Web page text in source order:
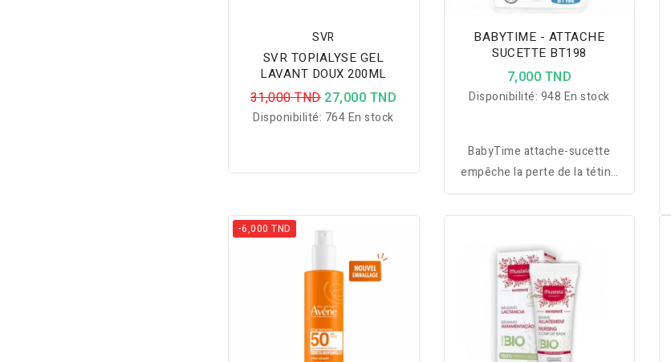
SVR
SVR TOPIALYSE GEL
LAVANT DOUX 200ML
31,000 TND 27,000 TND
Disponibilité: 764 En stock
BABYTIME - ATTACHE
SUCETTE BT198
7,000 TND
Disponibilité: 948 En stock
BabyTime attache-sucette
empêche la perte de la tétine
tout en offrant confort,
sécurité et praticité au
-6,000 TND